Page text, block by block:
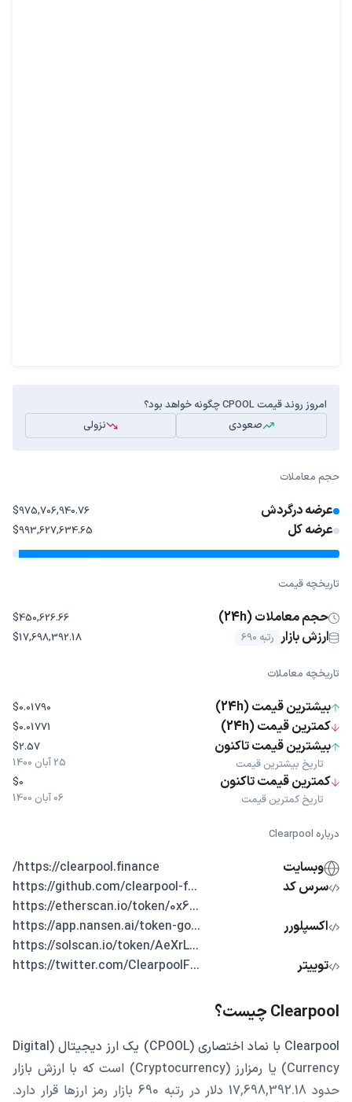
امروز روند قیمت CPOOL چگونه خواهد بود؟
صعودی
نزولی
حجم معاملات
عرضه درگردش $975,706,940.76
عرضه کل $993,627,634.65
تاریخچه قیمت
حجم معاملات (24h) $450,626.66
ارزش بازار رتبه 690 $17,698,392.18
تاریخچه معاملات
بیشترین قیمت (24h) $0.01790
کمترین قیمت (24h) $0.01771
بیشترین قیمت تاکنون
تاریخ بیشترین قیمت
$2.57
25 آبان 1400
کمترین قیمت تاکنون
تاریخ کمترین قیمت
$0
06 آبان 1400
درباره Clearpool
وبسایت
https://clearpool.finance/
سرس کد
...https://github.com/clearpool-f
اکسپلورر
...https://etherscan.io/token/0x6
...https://app.nansen.ai/token-go
...https://solscan.io/token/AeXrL
توییتر
...https://twitter.com/ClearpoolF
Clearpool چیست؟
Clearpool با نماد اختصاری (CPOOL) یک ارز دیجیتال (Digital
Currency) یا رمزارز (Cryptocurrency) است که با ارزش بازار
حدود 17,698,392.18 دلار در رتبه 690 بازار رمز ارزها قرار دارد.